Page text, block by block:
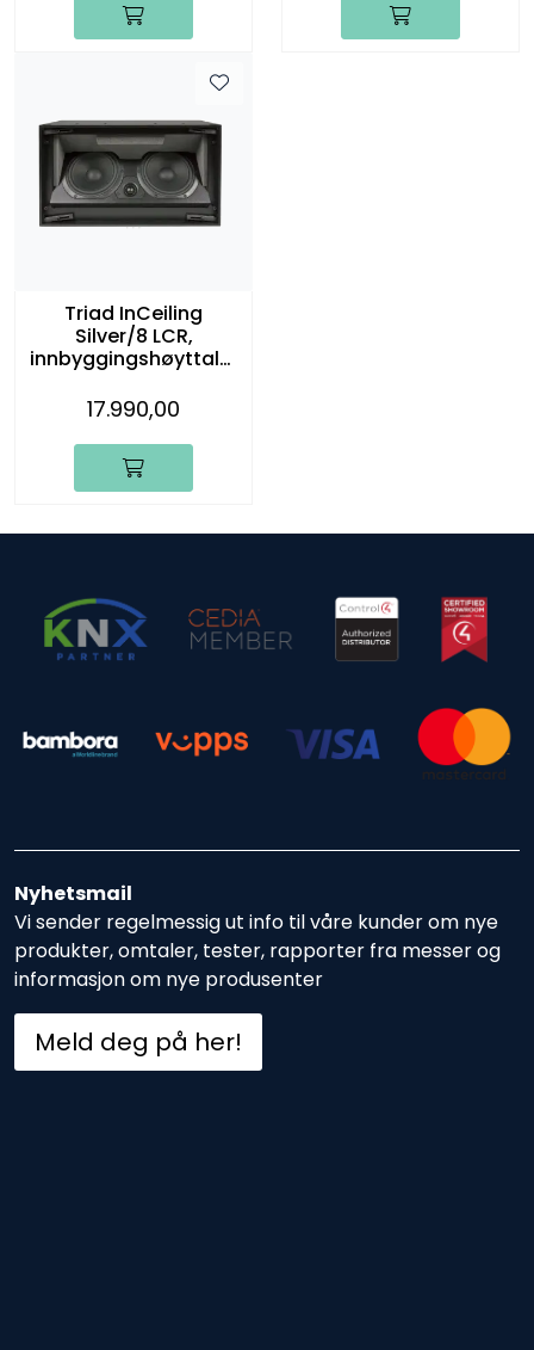
Triad InCeiling
Silver/8 LCR,
innbyggingshøyttaler
17.990,00
Nyhetsmail
Vi sender regelmessig ut info til våre kunder om nye
produkter, omtaler, tester, rapporter fra messer og
informasjon om nye produsenter
Meld deg på her!